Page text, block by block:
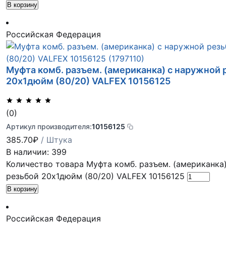
В корзину
Российская Федерация
Муфта комб. разъем. (американка) с наружной
20х1дюйм (80/20) VALFEX 10156125
(0)
Артикул производителя:10156125
385.70₽ / Штука
В наличии: 399
Количество товара Муфта комб. разъем.
резьбой 20х1дюйм (80/20) VALFEX 10156125
В корзину
Российская Федерация